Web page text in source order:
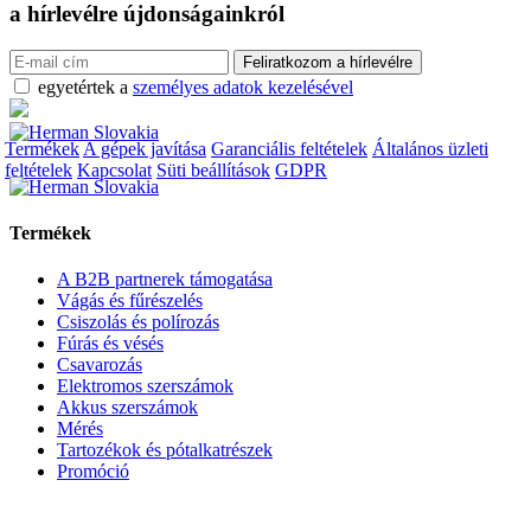
a hírlevélre újdonságainkról
egyetértek a személyes adatok kezelésével
Termékek A gépek javítása Garanciális feltételek Általános üzleti
feltételek Kapcsolat Süti beállítások GDPR
Termékek
A B2B partnerek támogatása
Vágás és fűrészelés
Csiszolás és polírozás
Fúrás és vésés
Csavarozás
Elektromos szerszámok
Akkus szerszámok
Mérés
Tartozékok és pótalkatrészek
Promóció